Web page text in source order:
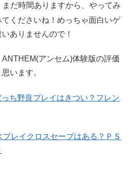
まだ時間ありますから、やってみ
くださいね！めっちゃ面白いゲ
ありませんので！
アンセム)体験版の評価
います。
ち野良プレイはきつい？フレン
レイクロスセーブはある？ＰＳ